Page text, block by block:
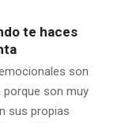
te haces
son
porque son muy
sus propias